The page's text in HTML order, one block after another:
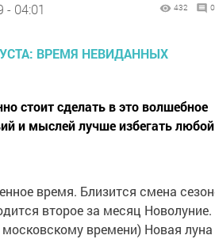
- 04:01 432 0
стоит сделать в это волшебное
и мыслей лучше избегать любой
время. Близится смена
второе за месяц
времени) Новая луна